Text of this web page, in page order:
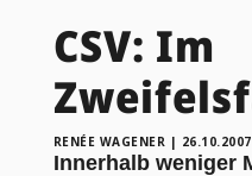
CSV: Im
RENÉE WAGENER | 26.10.2007
Innerhalb weniger